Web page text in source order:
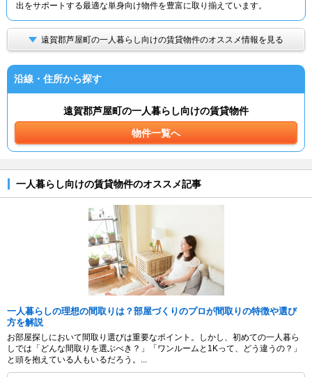
出をサポートする最適な単身向け物件を豊富に取り揃えています。
遠賀郡芦屋町の一人暮らし向けの賃貸物件のオススメ情報を見る
沿線・住所から探す
遠賀郡芦屋町の一人暮らし向けの賃貸物件
物件一覧へ
一人暮らし向けの賃貸物件のオススメ記事
一人暮らしの理想の間取りは？部屋づくりのプロが間取りの特徴や選び
方を解説
お部屋探しにおいて間取り選びは重要なポイント。しかし、初めての一人暮ら
しでは「どんな間取りを選ぶべき？」「ワンルームと1Kって、どう違うの？」
と頭を抱えている人もいるだろう。...